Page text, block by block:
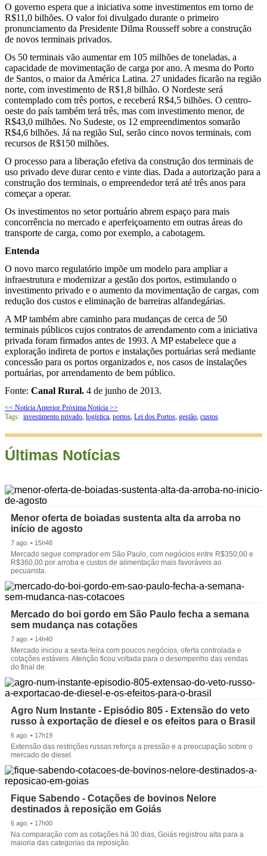
O governo espera que a iniciativa some investimentos em torno de
R$11,0 bilhões. O valor foi divulgado durante o primeiro
pronunciamento da Presidente Dilma Rousseff sobre a construção
de novos terminais privados.
Os 50 terminais vão aumentar em 105 milhões de toneladas, a
capacidade de movimentação de carga por ano. A mesma do Porto
de Santos, o maior da América Latina. 27 unidades ficarão na região
norte, com investimento de R$1,8 bilhão. O Nordeste será
contemplado com três portos, e receberá R$4,5 bilhões. O centro-
oeste do país também terá três, mas com investimento menor, de
R$43,0 milhões. No Sudeste, os 12 empreendimentos somarão
R$4,6 bilhões. Já na região Sul, serão cinco novos terminais, com
recursos de R$150 milhões.
O processo para a liberação efetiva da construção dos terminais de
uso privado deve durar cento e vinte dias. Dada a autorização para a
construção dos terminais, o empreendedor terá até três anos para
começar a operar.
Os investimentos no setor portuário abrem espaço para mais
concorrência no mercado e aperfeiçoamento em outras áreas do
transporte de carga, como por exemplo, a cabotagem.
Entenda
O novo marco regulatório impõe um modelo para ampliar a
infraestrutura e modernizar a gestão dos portos, estimulando o
investimento privado e o aumento da movimentação de cargas, com
redução dos custos e eliminação de barreiras alfandegárias.
A MP também abre caminho para mudanças de cerca de 50
terminais públicos cujos contratos de arrendamento com a iniciativa
privada foram firmados antes de 1993. A MP estabelece que a
exploração indireta de portos e instalações portuárias será mediante
concessão para os portos organizados e, nos casos de instalações
portuárias, por arrendamento de bem público.
Fonte: Canal Rural. 4 de junho de 2013.
<< Notícia Anterior Próxima Notícia >>
Tags: investimento privado, logística, portos, Lei dos Portos, gestão, custos
Últimas Notícias
Menor oferta de boiadas sustenta alta da arroba no
início de agosto
7 ago. • 15h48
Mercado segue comprador em São Paulo, com negócios entre R$350,00 e
R$360,00 por arroba e custos de alimentação mais favoráveis ao
pecuarista.
Mercado do boi gordo em São Paulo fecha a semana
sem mudança nas cotações
7 ago. • 14h40
Mercado iniciou a sexta-feira com poucos negócios, oferta controlada e
cotações estáveis. Atenção ficou voltada para o desempenho das vendas
do final de.
Agro Num Instante - Episódio 805 - Extensão do veto
russo à exportação de diesel e os efeitos para o Brasil
6 ago. • 17h19
Extensão das restrições russas reforça a pressão e a preocupação sobre o
mercado de diesel.
Fique Sabendo - Cotações de bovinos Nelore
destinados à reposição em Goiás
6 ago. • 17h00
Na comparação com as cotações há 30 dias, Goiás registrou alta para a
maioria das categorias da reposição.